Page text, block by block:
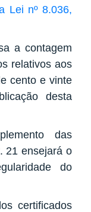
Lei nº 8.036,
a contagem
relativos aos
cento e vinte
desta
das
21 ensejará o
do
certificados